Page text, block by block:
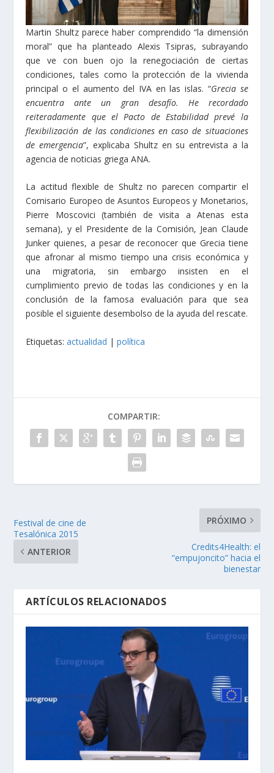
Martin Shultz parece haber comprendido “la dimensión
moral” que ha planteado Alexis Tsipras, subrayando
que ve con buen ojo la renegociación de ciertas
condiciones, tales como la protección de la vivienda
principal o el aumento del IVA en las islas. “Grecia se
encuentra ante un gran desafío. He recordado
reiteradamente que el Pacto de Estabilidad prevé la
flexibilización de las condiciones en caso de situaciones
de emergencia”, explicaba Shultz en su entrevista a la
agencia de noticias griega ANA.
La actitud flexible de Shultz no parecen compartir el
Comisario Europeo de Asuntos Europeos y Monetarios,
Pierre Moscovici (también de visita a Atenas esta
semana), y el Presidente de la Comisión, Jean Claude
Junker quienes, a pesar de reconocer que Grecia tiene
que afronar al mismo tiempo una crisis económica y
una migratoria, sin embargo insisten en el
cumplimiento previo de todas las condiciones y en la
conclusión de la famosa evaluación para que sea
posible el siguiente desembolso de la ayuda del rescate.
Etiquetas:actualidad |política
COMPARTIR:
Festival de cine de
Tesalónica 2015
ANTERIOR
PRÓXIMO
Credits4Health: el
“empujoncito” hacia el
bienestar
ARTÍCULOS RELACIONADOS